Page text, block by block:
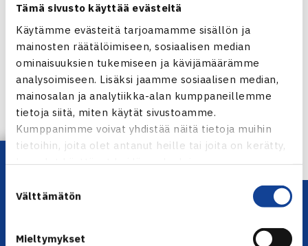
Tämä sivusto käyttää evästeitä
Käytämme evästeitä tarjoamamme sisällön ja
mainosten räätälöimiseen, sosiaalisen median
ominaisuuksien tukemiseen ja kävijämäärämme
analysoimiseen. Lisäksi jaamme sosiaalisen median,
mainosalan ja analytiikka-alan kumppaneillemme
tietoja siitä, miten käytät sivustoamme.
Kumppanimme voivat yhdistää näitä tietoja muihin
tietoihin, joita olet antanut heille tai joita on kerätty,
kun olet käyttänyt heidän palvelujaan.
valinta
Välttämätön
Mieltymykset
← Edellinen
Lataa OmaTennis!